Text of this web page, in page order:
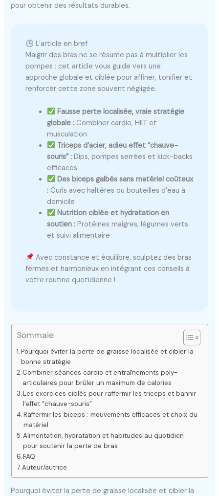
pour obtenir des résultats durables.
L’article en bref
Maigrir des bras ne se résume pas à multiplier les
pompes : cet article vous guide vers une
approche globale et ciblée pour affiner, tonifier et
renforcer cette zone souvent négligée.
Fausse perte localisée, vraie stratégie
globale : Combiner cardio, HIIT et
musculation
Triceps d’acier, adieu effet “chauve-
souris” : Dips, pompes serrées et kick-backs
efficaces
Des biceps galbés sans matériel coûteux
: Curls avec haltères ou bouteilles d’eau à
domicile
Nutrition ciblée et hydratation en
soutien : Protéines maigres, légumes verts
et suivi alimentaire
Avec constance et équilibre, sculptez des bras
fermes et harmonieux en intégrant ces conseils à
votre routine quotidienne !
Sommaie
Pourquoi éviter la perte de graisse localisée et cibler la
bonne stratégie
Combiner séances cardio et entraînements poly-
articulaires pour brûler un maximum de calories
Les exercices ciblés pour raffermir les triceps et bannir
l’effet “chauve-souris”
Raffermir les biceps : mouvements efficaces et choix du
matériel
Alimentation, hydratation et habitudes au quotidien
pour soutenir la perte de bras
FAQ
Auteur/autrice
Pourquoi éviter la perte de graisse localisée et cibler la